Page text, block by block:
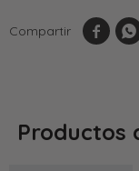
 
Productos